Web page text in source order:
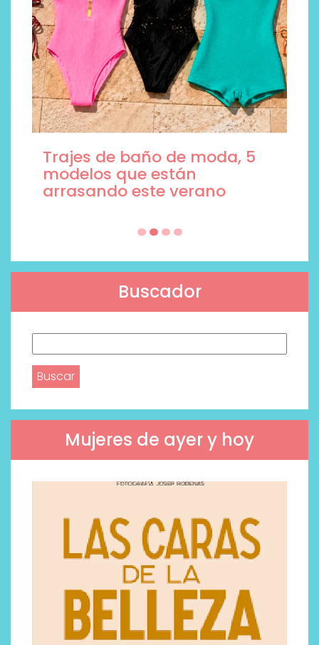
Trajes de baño de moda, 5
modelos que están
arrasando este verano
Buscador
Mujeres de ayer y hoy